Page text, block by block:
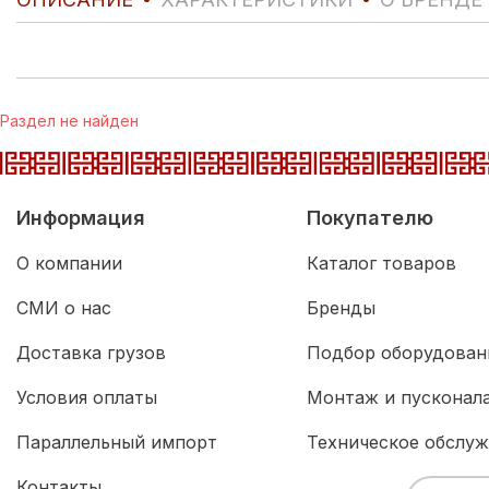
Раздел не найден
Информация
О компании
СМИ о нас
Доставка грузов
Условия оплаты
Параллельный импорт
Покупателю
Каталог товаров
Бренды
Подбор
Монтаж и
Техническое